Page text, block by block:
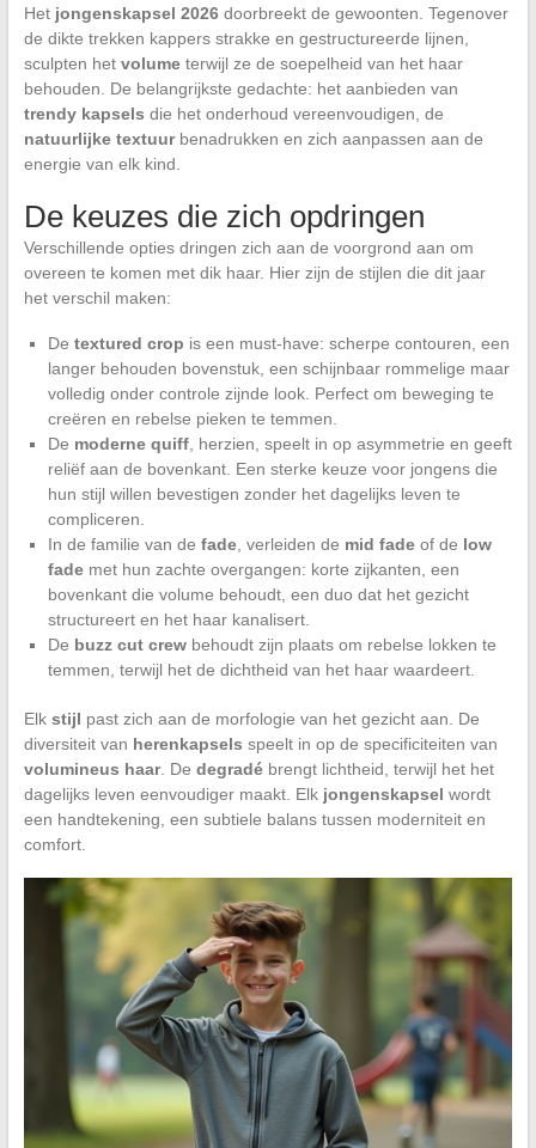
Het jongenskapsel 2026doorbreekt de gewoonten. Tegenover
de dikte trekken kappers strakke en gestructureerde lijnen,
sculpten het volumeterwijl ze de soepelheid van het haar
behouden. De belangrijkste gedachte: het aanbieden van
trendy kapsels die het onderhoud vereenvoudigen, de
natuurlijke textuurbenadrukken en zich aanpassen aan de
energie van elk kind.
De keuzes die zich opdringen
Verschillende opties dringen zich aan de voorgrond aan om
overeen te komen met dik haar. Hier zijn de stijlen die dit jaar
het verschil maken:
De textured crop is een must-have: scherpe contouren, een
langer behouden bovenstuk, een schijnbaar rommelige maar
volledig onder controle zijnde look. Perfect om beweging te
creëren en rebelse pieken te temmen.
De moderne quiff, herzien, speelt in op asymmetrie en geeft
reliëf aan de bovenkant. Een sterke keuze voor jongens die
hun stijl willen bevestigen zonder het dagelijks leven te
compliceren.
In de familie van de fade, verleiden de mid fadeof de low
fademet hun zachte overgangen: korte zijkanten, een
bovenkant die volume behoudt, een duo dat het gezicht
structureert en het haar kanalisert.
De buzz cut crewbehoudt zijn plaats om rebelse lokken te
temmen, terwijl het de dichtheid van het haar waardeert.
Elk stijl past zich aan de morfologie van het gezicht aan. De
diversiteit van herenkapsels speelt in op de specificiteiten van
volumineus haar. De degradébrengt lichtheid, terwijl het het
dagelijks leven eenvoudiger maakt. Elk jongenskapsel wordt
een handtekening, een subtiele balans tussen moderniteit en
comfort.